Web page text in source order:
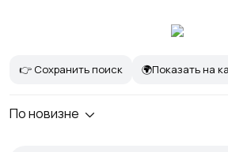
👉 Сохранить поиск 🌍Показать на
По новизне